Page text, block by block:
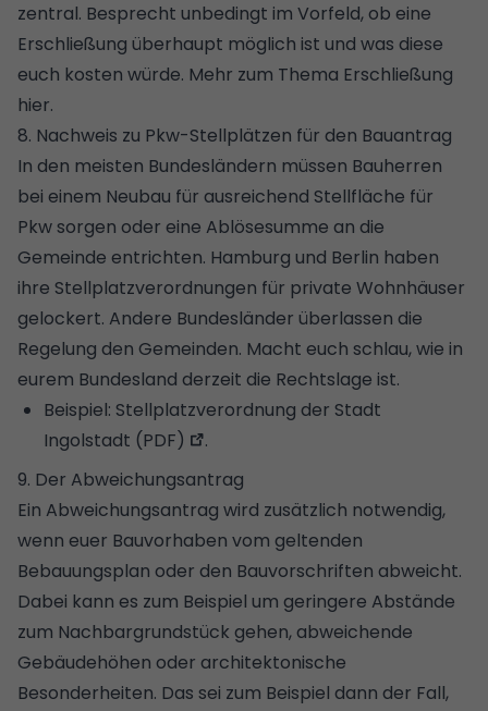
zentral. Besprecht unbedingt im Vorfeld, ob eine
Erschließung überhaupt möglich ist und was diese
euch kosten würde. Mehr zum Thema Erschließung
hier.
8. Nachweis zu Pkw-Stellplätzen für den Bauantrag
In den meisten Bundesländern müssen Bauherren
bei einem Neubau für ausreichend Stellfläche für
Pkw sorgen oder eine Ablösesumme an die
Gemeinde entrichten. Hamburg und Berlin haben
ihre Stellplatzverordnungen für private Wohnhäuser
gelockert. Andere Bundesländer überlassen die
Regelung den Gemeinden. Macht euch schlau, wie in
eurem Bundesland derzeit die Rechtslage ist.
Beispiel: Stellplatzverordnung der Stadt
Ingolstadt (PDF)
.
9. Der Abweichungsantrag
Ein Abweichungsantrag wird zusätzlich notwendig,
wenn euer Bauvorhaben vom geltenden
Bebauungsplan oder den Bauvorschriften abweicht.
Dabei kann es zum Beispiel um geringere Abstände
zum Nachbargrundstück gehen, abweichende
Gebäudehöhen oder architektonische
Besonderheiten. Das sei zum Beispiel dann der Fall,